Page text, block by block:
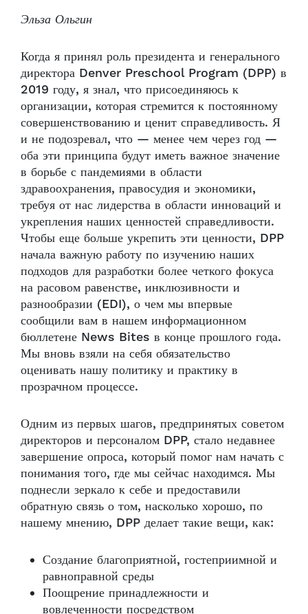
Эльза Ольгин
Когда я принял роль президента и генерального
директора Denver Preschool Program (DPP) в
2019 году, я знал, что присоединяюсь к
организации, которая стремится к постоянному
совершенствованию и ценит справедливость. Я
и не подозревал, что — менее чем через год —
оба эти принципа будут иметь важное значение
в борьбе с пандемиями в области
здравоохранения, правосудия и экономики,
требуя от нас лидерства в области инноваций и
укрепления наших ценностей справедливости.
Чтобы еще больше укрепить эти ценности, DPP
начала важную работу по изучению наших
подходов для разработки более четкого фокуса
на расовом равенстве, инклюзивности и
разнообразии (EDI), о чем мы впервые
сообщили вам в нашем информационном
бюллетене News Bites в конце прошлого года.
Мы вновь взяли на себя обязательство
оценивать нашу политику и практику в
прозрачном процессе.
Одним из первых шагов, предпринятых советом
директоров и персоналом DPP, стало недавнее
завершение опроса, который помог нам начать с
понимания того, где мы сейчас находимся. Мы
поднесли зеркало к себе и предоставили
обратную связь о том, насколько хорошо, по
нашему мнению, DPP делает такие вещи, как:
Создание благоприятной, гостеприимной и
равноправной среды
Поощрение принадлежности и
вовлеченности посредством